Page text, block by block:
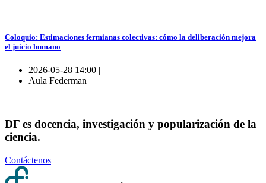
Coloquio: Estimaciones fermianas colectivas: cómo la deliberación mejora
el juicio humano
2026-05-28 14:00 |
Aula Federman
DF es docencia, investigación y popularización de la
ciencia.
Contáctenos